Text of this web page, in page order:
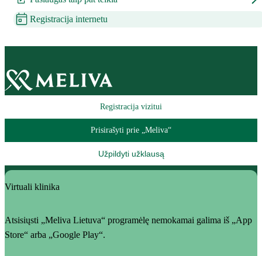
Registracija internetu
Registracija vizitui
Prisirašyti prie „Meliva“
Užpildyti užklausą
Virtuali klinika
Atsisiųsti „Meliva Lietuva“ programėlę nemokamai galima iš „App
Store“ arba „Google Play“.